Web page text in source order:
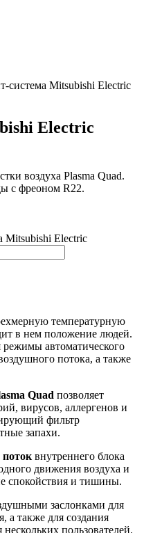
система Mitsubishi Electric
Electric
воздуха Plasma Quad.
с фреоном R22.
Mitsubishi Electric
температурную
в нем положение людей.
автоматического
потока, а также
Quad позволяет
вирусов, аллергенов и
фильтр
запахи.
внутреннего блока
движения воздуха и
спокойствия и тишины.
заслонками для
а также для создания
пользователей.